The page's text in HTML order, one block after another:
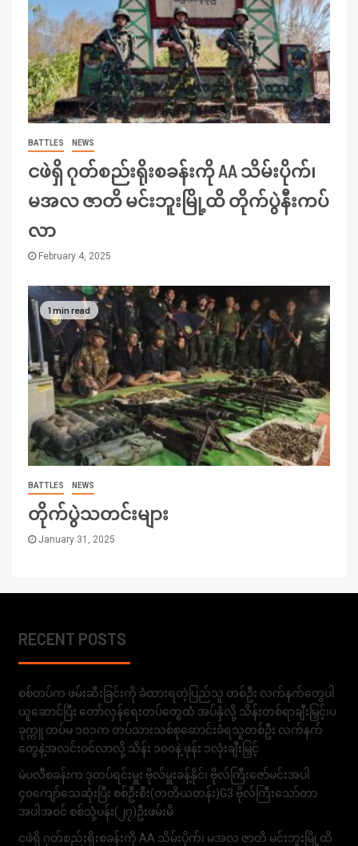
BATTLES NEWS
ငဖဲရှိ ဂုတ်စည်းရိုးစခန်းကို AA သိမ်းပိုက်၊
မအလ ဇာတိ မင်းဘူးမြို့ထိ တိုက်ပွဲနီးကပ်
လာ
February 4, 2025
1 min read
BATTLES NEWS
တိုက်ပွဲသတင်းများ
January 31, 2025
RECENT POSTS
စစ်တပ်က ဖမ်းဆီးခြင်းကို ခံထားရတဲ့ပြည်သူ တစ်ဦး လက်နက်တွေပါ
ယူဆောင်ပြီး တော်လှန်ရေးတပ်တွေထံ အပ်နှံလို့ သိန်းတစ်ရာချီးမြှင့်၊ပ
ခုက္ကူ တပ်မ ၁၀၁က တပ်သားသစ်စုဆောင်းခံရသူတစ်ဦး လက်နက်
တွေနဲ့အလင်းဝင်လာလို့ သိန်း ၁၀၀နဲ့ ဖုန်း ၁လုံးချီးမြှင့်
မဲပလီစခန်းက ဒုတပ်ရင်းမှူး ဗိုလ်မှူးခန့်နိုင်၊ ဗိုလ်ကြီးဇော်မင်းအပါ
၄၀ကျော်သေဆုံးပြီး စစ်ဦးစီး(တတိယတန်း)G3 ဗိုလ်ကြီးသော်တာ
အပါအဝင် စစ်သုံ့ပန်း(၂၇)ဦးဖမ်းမိ
ငဖဲရှိ ဂုတ်စည်းရိုးစခန်းကို AA သိမ်းပိုက်၊ မအလ ဇာတိ မင်းဘူးမြို့ထိ